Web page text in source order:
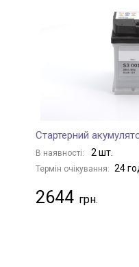
Стартерний
В наявності: 2 шт.
Термін очікування: 24
2644